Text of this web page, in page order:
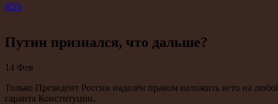
RSS
Путин признался, что дальше?
14 Фев
Только Президент России наделён правом наложить вето на
гаранта Конституции.